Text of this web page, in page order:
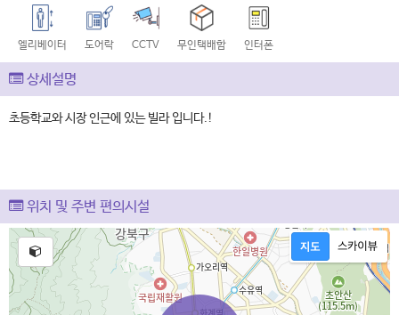
엘리베이터 도어락 CCTV 무인택배함 인터폰
상세설명
초등학교와 시장 인근에 있는 빌라 입니다.!
위치 및 주변 편의시설